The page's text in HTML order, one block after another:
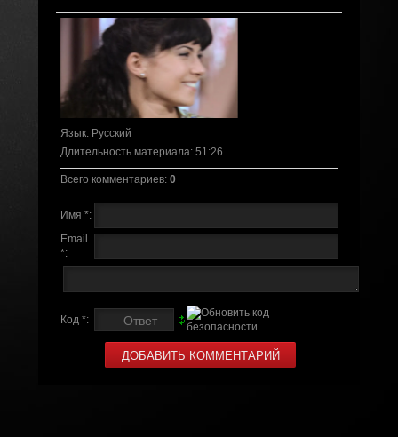
Язык: Русский
Длительность материала: 51:26
Всего комментариев: 0
Имя *:
Email
*:
Код *: